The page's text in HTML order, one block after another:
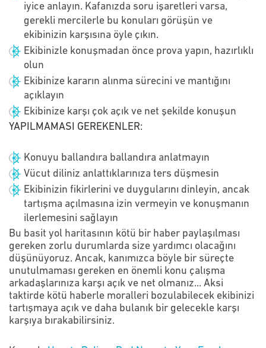
iyice anlayın. Kafanızda soru işaretleri varsa,
gerekli mercilerle bu konuları görüşün ve
ekibinizin karşısına öyle çıkın.
Ekibinizle konuşmadan önce prova yapın, hazırlıklı
olun
Ekibinize kararın alınma sürecini ve mantığını
açıklayın
Ekibinize karşı çok açık ve net şekilde konuşun
YAPILMAMASI GEREKENLER:
Konuyu ballandıra ballandıra anlatmayın
Vücut diliniz anlattıklarınıza ters düşmesin
Ekibinizin fikirlerini ve duygularını dinleyin, ancak
tartışma açılmasına izin vermeyin ve konuşmanın
ilerlemesini sağlayın
Bu basit yol haritasının kötü bir haber paylaşılması
gereken zorlu durumlarda size yardımcı olacağını
düşünüyoruz. Ancak, kanımızca böyle bir süreçte
unutulmaması gereken en önemli konu çalışma
arkadaşlarınıza karşı açık ve net olmanız... Aksi
taktirde kötü haberle moralleri bozulabilecek ekibinizi
tartışmaya açık ve daha bulanık bir gelecekle karşı
karşıya bırakabilirsiniz.